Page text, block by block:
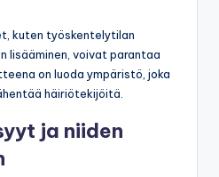
kuten työskentelytilan
lisääminen, voivat parantaa
on luoda ympäristö, joka
häiriötekijöitä.
ja niiden